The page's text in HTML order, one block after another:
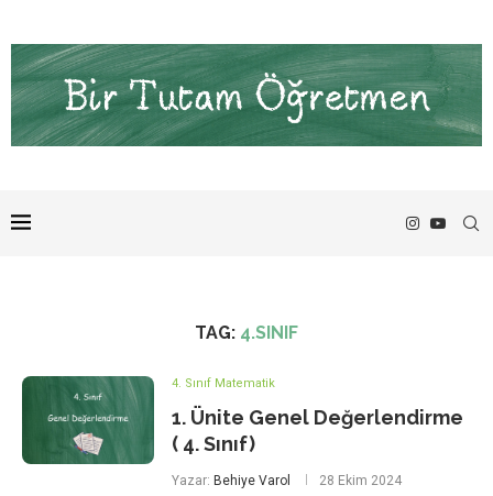
TAG: 4.SINIF
4. Sınıf Matematik
1. Ünite Genel Değerlendirme
( 4. Sınıf)
Yazar: Behiye Varol 28 Ekim 2024